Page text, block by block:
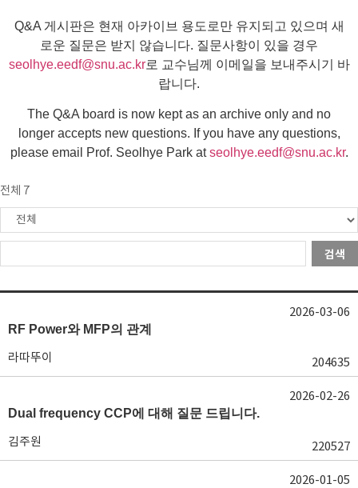
Q&A 게시판은 현재 아카이브 용도로만 유지되고 있으며 새
로운 질문은 받지 않습니다. 질문사항이 있을 경우
seolhye.eedf@snu.ac.kr로 교수님께 이메일을 보내주시기 바
랍니다.
The Q&A board is now kept as an archive only and no
longer accepts new questions. If you have any questions,
please email Prof. Seolhye Park atseolhye.eedf@snu.ac.kr.
전체 7
검색
RF Power와 MFP의 관계
라따뚜이 204635
2026-03-06
Dual frequency CCP에 대해 질문 드립니다.
김주원 220527
2026-02-26
2026-01-05